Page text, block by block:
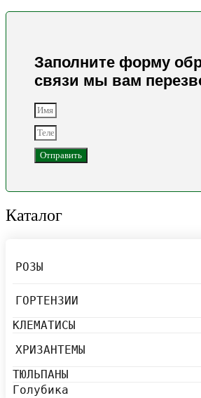
Заполните форму
связи мы вам
Отправить
Каталог
РОЗЫ
ГОРТЕНЗИИ
КЛЕМАТИСЫ
ХРИЗАНТЕМЫ
ТЮЛЬПАНЫ
Голубика